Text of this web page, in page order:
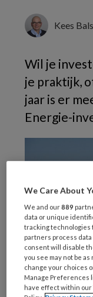
Kees Bals
Wil je
je praktijk,
jaar is er
Energie-
We Care About
We and our889
data or unique
tracking technologies
partners process
consent will disable
you see may not be
change your choices
Manage Preferences
have effect within our